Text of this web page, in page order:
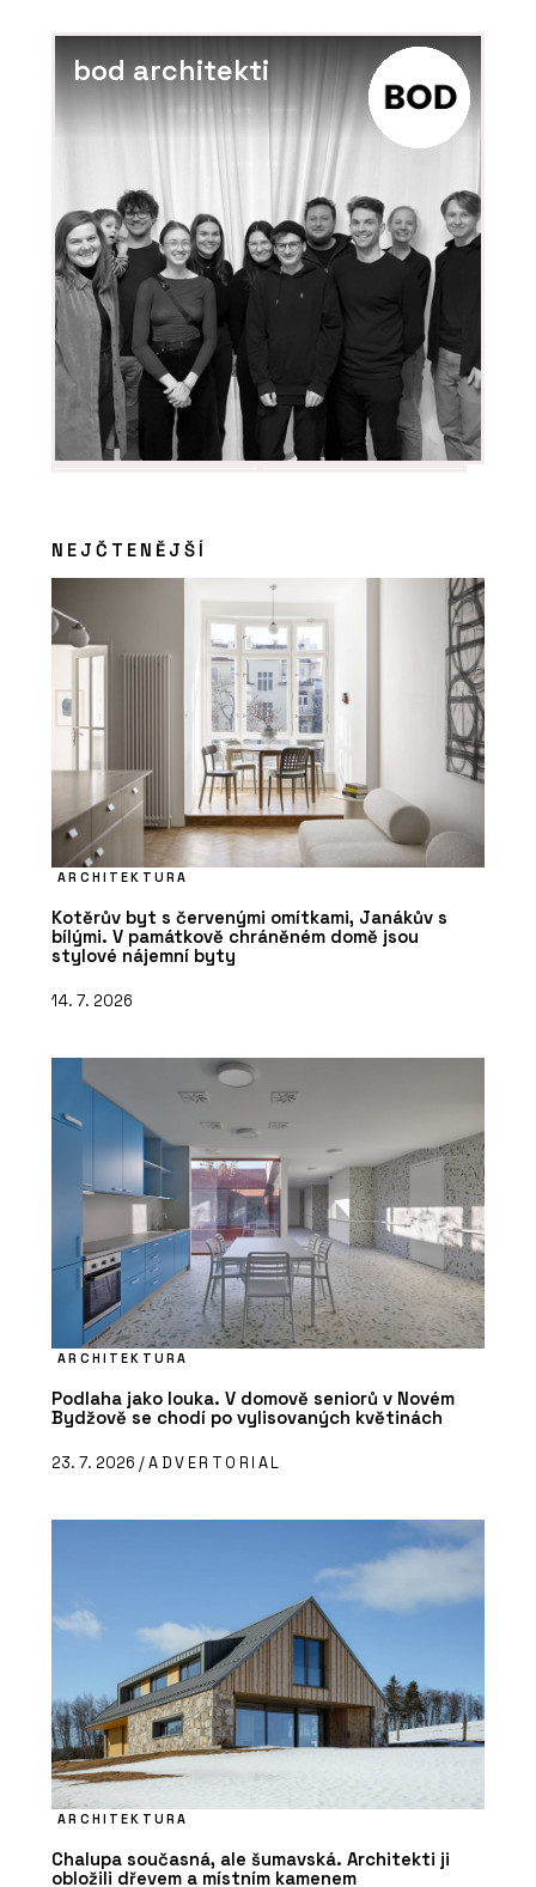
bod architekti
NEJČTENĚJŠÍ
ARCHITEKTURA
Kotěrův byt s červenými omítkami, Janákův s
bílými. V památkově chráněném domě jsou
stylové nájemní byty
14. 7. 2026
ARCHITEKTURA
Podlaha jako louka. V domově seniorů v Novém
Bydžově se chodí po vylisovaných květinách
23. 7. 2026 /ADVERTORIAL
ARCHITEKTURA
Chalupa současná, ale šumavská. Architekti ji
obložili dřevem a místním kamenem